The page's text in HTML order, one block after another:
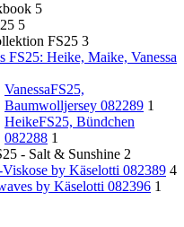
5
5
FS25 3
FS25: Heike, Maike, Vanessa
VanessaFS25,
Baumwolljersey 082289 1
HeikeFS25, Bündchen
082288 1
- Salt & Sunshine 2
by Käselotti 082389 4
by Käselotti 082396 1